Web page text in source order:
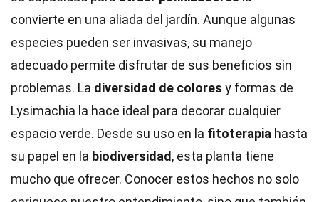
convierte en una aliada del jardín. Aunque algunas
especies pueden ser invasivas, su manejo
adecuado permite disfrutar de sus beneficios sin
problemas. La diversidad de colores y formas de
Lysimachia la hace ideal para decorar cualquier
espacio verde. Desde su uso en la fitoterapia hasta
su papel en la biodiversidad , esta planta tiene
mucho que ofrecer. Conocer estos hechos no solo